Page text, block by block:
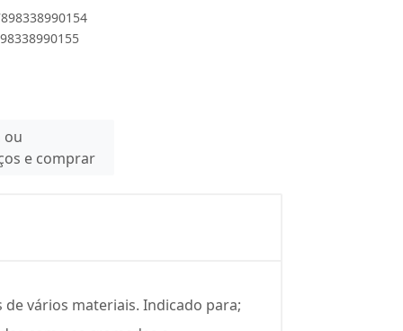
ou
e comprar
vários materiais. Indicado para;